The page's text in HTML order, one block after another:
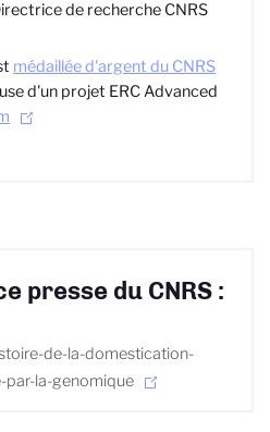
de recherche CNRS
médaillée d'argent du CNRS
d'un projet ERC Advanced
presse du CNRS :
de-la-domestication-
la-genomique